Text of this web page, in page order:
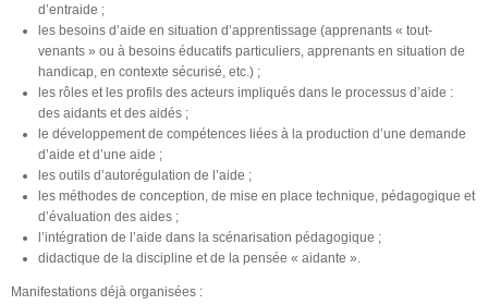
d’entraide ;
les besoins d’aide en situation d’apprentissage (apprenants « tout-
venants » ou à besoins éducatifs particuliers, apprenants en situation de
handicap, en contexte sécurisé, etc.) ;
les rôles et les profils des acteurs impliqués dans le processus d’aide :
des aidants et des aidés ;
le développement de compétences liées à la production d’une demande
d’aide et d’une aide ;
les outils d’autorégulation de l’aide ;
les méthodes de conception, de mise en place technique, pédagogique et
d’évaluation des aides ;
l’intégration de l’aide dans la scénarisation pédagogique ;
didactique de la discipline et de la pensée « aidante ».
Manifestations déjà organisées :